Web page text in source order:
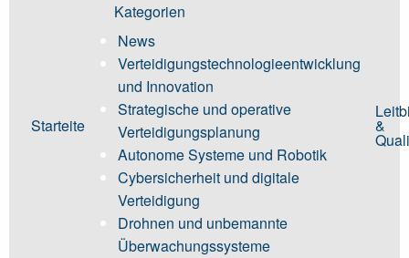
Starteite
Kategorien
News
Verteidigungstechnologieentwicklung
und Innovation
Strategische und operative
Verteidigungsplanung
Autonome Systeme und Robotik
Cybersicherheit und digitale
Verteidigung
Drohnen und unbemannte
Überwachungssysteme
&